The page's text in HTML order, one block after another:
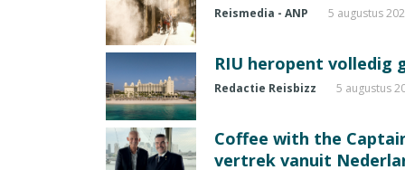
Reismedia - ANP 5 augustus
RIU heropent volledig
Redactie Reisbizz 5 augustus
Coffee with the
vertrek vanuit